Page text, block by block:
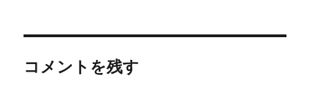
リ
コメントを残す